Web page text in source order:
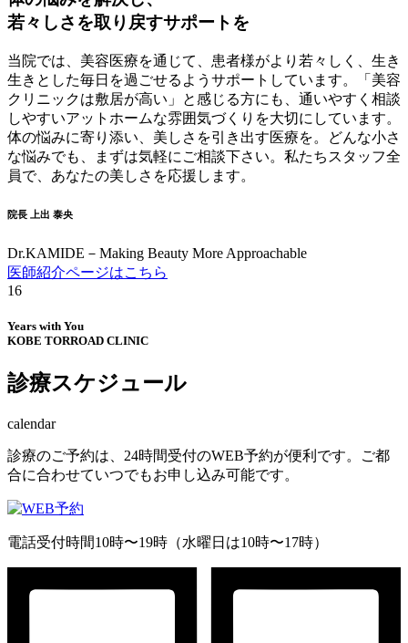
若々しさを取り戻すサポートを
当院では、美容医療を通じて、患者様がより若々しく、生き
生きとした毎日を過ごせるようサポートしています。「美容
クリニックは敷居が高い」と感じる方にも、通いやすく相談
しやすいアットホームな雰囲気づくりを大切にしています。
体の悩みに寄り添い、美しさを引き出す医療を。どんな小さ
な悩みでも、まずは気軽にご相談下さい。私たちスタッフ全
員で、あなたの美しさを応援します。
院長 上出 泰央
Dr.KAMIDE－Making Beauty More Approachable
医師紹介ページはこちら
15
Years with You
KOBE TORROAD CLINIC
診療スケジュール
calendar
診療のご予約は、24時間受付のWEB予約が便利です。ご都
合に合わせていつでもお申し込み可能です。
電話受付時間10時〜19時（水曜日は10時〜17時）